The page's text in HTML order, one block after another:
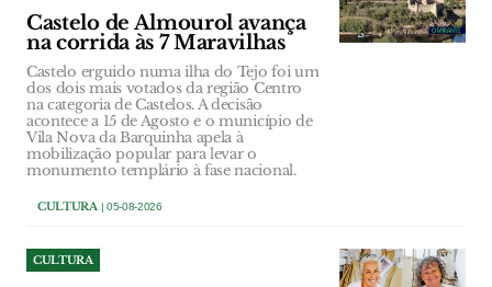
Castelo de Almourol avança
na corrida às 7 Maravilhas
Castelo erguido numa ilha do Tejo foi um
dos dois mais votados da região Centro
na categoria de Castelos. A decisão
acontece a 15 de Agosto e o município de
Vila Nova da Barquinha apela à
mobilização popular para levar o
monumento templário à fase nacional.
CULTURA| 05-08-2026
CULTURA